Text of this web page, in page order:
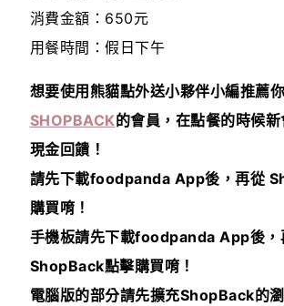
消費金額：650元
用餐時間：假日下午
想要使用熊貓點外送小夥伴小編推薦
SHOPBACK的會員，在點餐的時候
現金回饋！
請先下載foodpanda App後，再從
購買唷！
手機板請先下載foodpanda App後，
ShopBack點擊購買唷！
電腦版的部分請先擴充ShopBack的